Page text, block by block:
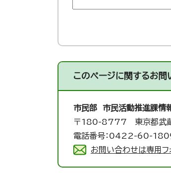
このページに関するお問
市民部 市民活動推進課情
〒180-8777 東京都武
電話番号：0422-60-
お問い合わせは専用フ